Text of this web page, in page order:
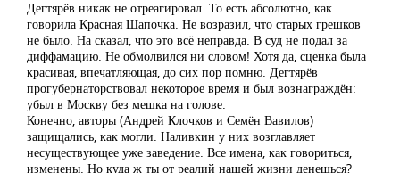
Дегтярёв никак не отреагировал. То есть абсолютно, как
говорила Красная Шапочка. Не возразил, что старых грешков
не было. На сказал, что это всё неправда. В суд не подал за
диффамацию. Не обмолвился ни словом! Хотя да, сценка была
красивая, впечатляющая, до сих пор помню. Дегтярёв
прогубернаторствовал некоторое время и был вознаграждён:
убыл в Москву без мешка на голове.
Конечно, авторы (Андрей Клочков и Семён Вавилов)
защищались, как могли. Наливкин у них возглавляет
несуществующее уже заведение. Все имена, как говориться,
изменены. Но куда ж ты от реалий нашей жизни денешься?